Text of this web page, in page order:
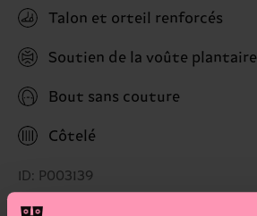
Talon et orteil renforcés
Soutien de la voûte plantaire
Bout sans couture
Côtelé
ID: P003139